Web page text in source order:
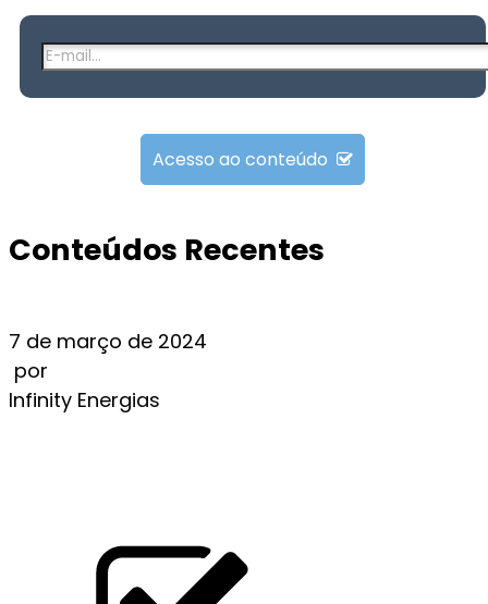
Acesso ao conteúdo
Conteúdos Recentes
7 de março de 2024
por
Infinity Energias